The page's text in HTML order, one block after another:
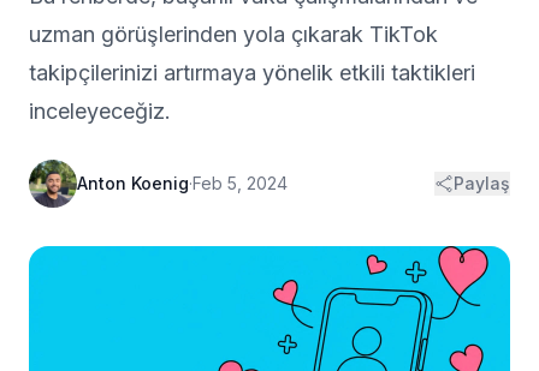
uzman görüşlerinden yola çıkarak TikTok
takipçilerinizi artırmaya yönelik etkili taktikleri
inceleyeceğiz.
Anton Koenig·Feb 5, 2024 Paylaş